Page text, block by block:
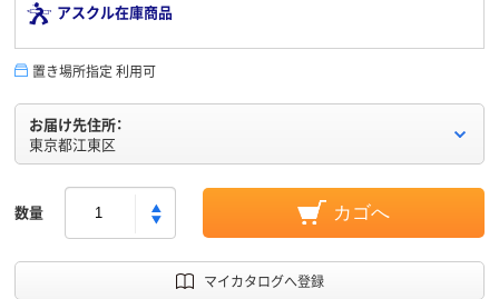
アスクル在庫商品
置き場所指定 利用可
お届け先住所：
東京都江東区
数量 カゴへ
マイカタログへ登録